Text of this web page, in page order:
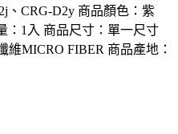
、CRG-D2y 商品顏色：紫
：1入 商品尺寸：單一尺寸
維MICRO FIBER 商品產地：